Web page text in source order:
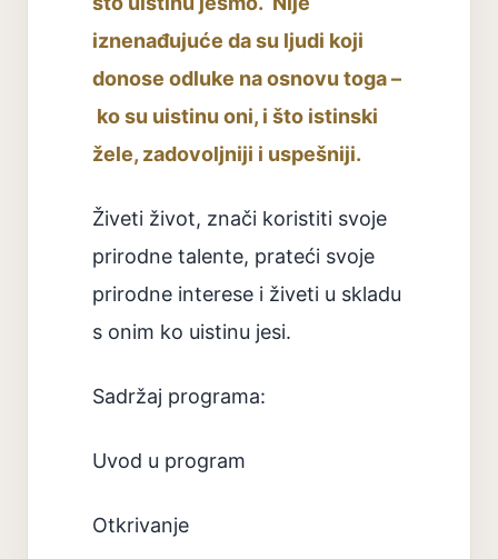
iznenađujuće da su ljudi koji
donose odluke na osnovu toga –
ko su uistinu oni, i što istinski
žele, zadovoljniji i uspešniji.
Živeti život, znači koristiti svoje
prirodne talente, prateći svoje
prirodne interese i živeti u skladu
s onim ko uistinu jesi.
Sadržaj programa:
Uvod u program
Otkrivanje